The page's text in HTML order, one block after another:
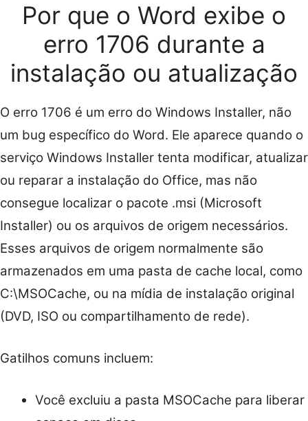
Por que o Word exibe o
erro 1706 durante a
instalação ou atualização
O erro 1706 é um erro do Windows Installer, não
um bug específico do Word. Ele aparece quando o
serviço Windows Installer tenta modificar, atualizar
ou reparar a instalação do Office, mas não
consegue localizar o pacote .msi (Microsoft
Installer) ou os arquivos de origem necessários.
Esses arquivos de origem normalmente são
armazenados em uma pasta de cache local, como
C:\MSOCache, ou na mídia de instalação original
(DVD, ISO ou compartilhamento de rede).
Gatilhos comuns incluem:
Você excluiu a pasta MSOCache para liberar